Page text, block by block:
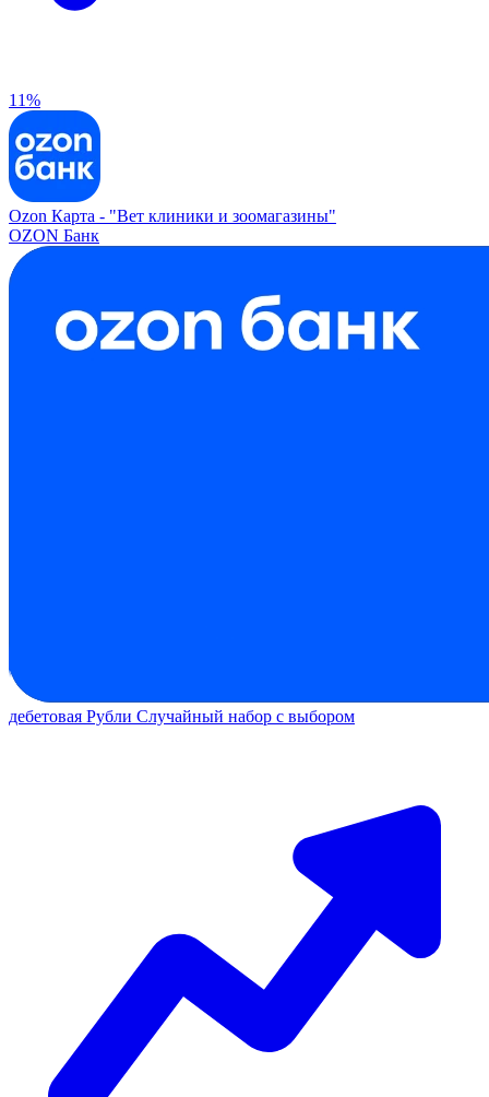
11%
Ozon Карта - "Вет клиники и зоомагазины"
OZON Банк
дебетовая Рубли Случайный набор с выбором